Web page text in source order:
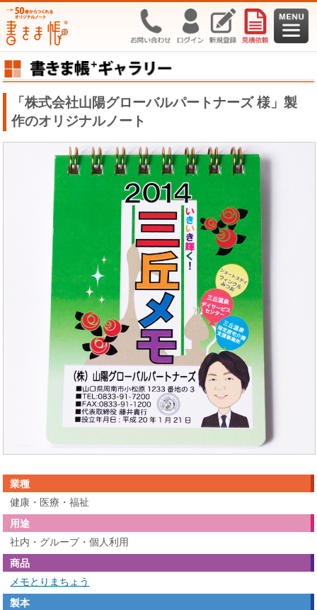
「株式会社山陽グローバルパートナーズ 様」製
作のオリジナルノート
業種
健康・医療・福祉
用途
社内・グループ・個人利用
商品
メモとりまちょう
製本